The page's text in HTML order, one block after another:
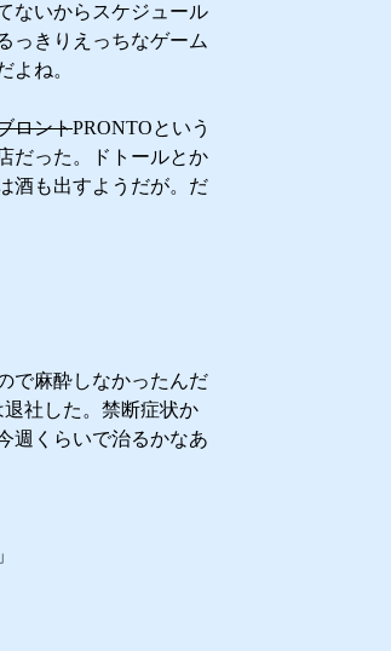
ないからスケジュール
っきりえっちなゲーム
よね。
ロントPRONTOという
だった。ドトールとか
酒も出すようだが。だ
で麻酔しなかったんだ
社した。禁断症状か
週くらいで治るかなあ